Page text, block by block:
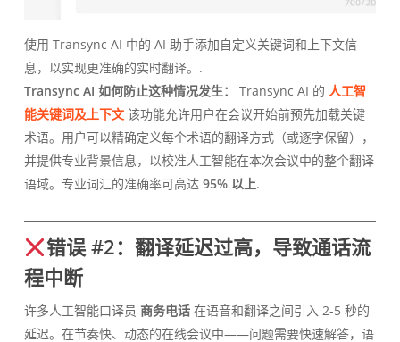
使用 Transync AI 中的 AI 助手添加自定义关键词和上下文信
息，以实现更准确的实时翻译。.
Transync AI 如何防止这种情况发生：
Transync AI 的 人工智
能关键词及上下文该功能允许用户在会议开始前预先加载关键
术语。用户可以精确定义每个术语的翻译方式（或逐字保留），
并提供专业背景信息，以校准人工智能在本次会议中的整个翻译
语域。专业词汇的准确率可高达 95% 以上.
错误 #2：翻译延迟过高，导致通话流
程中断
许多人工智能口译员 商务电话在语音和翻译之间引入 2-5 秒的
延迟。在节奏快、动态的在线会议中——问题需要快速解答，语